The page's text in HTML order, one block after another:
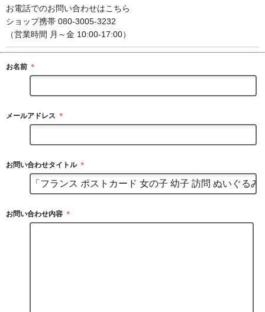
お電話でのお問い合わせはこちら
ショップ携帯 080-3005-3232
（営業時間 月～金 10:00-17:00）
お名前 ＊
メールアドレス ＊
お問い合わせタイトル ＊
お問い合わせ内容 ＊